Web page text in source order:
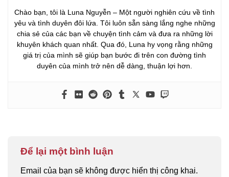
Chào bạn, tôi là Luna Nguyễn – Một người nghiên cứu về tình
yêu và tình duyên đôi lứa. Tôi luôn sẵn sàng lắng nghe những
chia sẻ của các bạn về chuyện tình cảm và đưa ra những lời
khuyên khách quan nhất. Qua đó, Luna hy vọng rằng những
giá trị của mình sẽ giúp bạn bước đi trên con đường tình
duyên của mình trở nên dễ dàng, thuận lợi hơn.
Để lại một bình luận
Email của bạn sẽ không được hiển thị công khai.